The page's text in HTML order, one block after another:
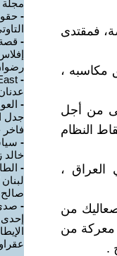
فمقتدى
مكاسبه ،
من أجل
النظام
العراق ،
منذ عام 2003 ، وتسلط صعاليك من
معركة من
.
مجلة
-
-
-
-
جدل
-
خالد
-
صالح
-
إحدى